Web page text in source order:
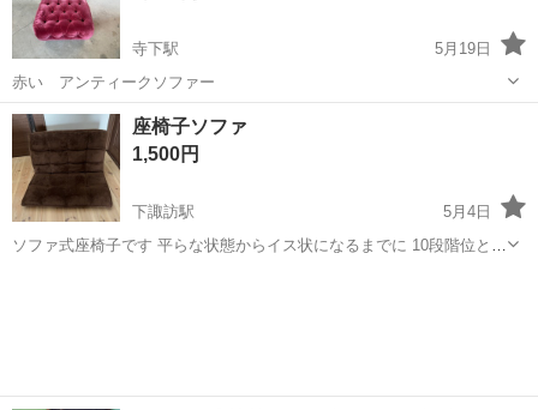
寺下駅
5月19日
赤い アンティークソファー
長野 上田市 寺下駅
座椅子ソファ
1,500円
下諏訪駅
5月4日
ソファ式座椅子です 平らな状態からイス状になるまでに 10段階位とま